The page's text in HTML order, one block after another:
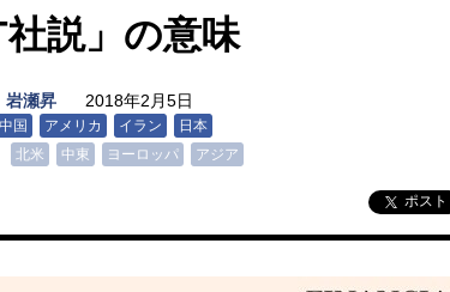
説」の意味
岩瀬昇
2018年2月5日
中国 アメリカ イラン 日本
北米 中東 ヨーロッパ アジア
ポスト